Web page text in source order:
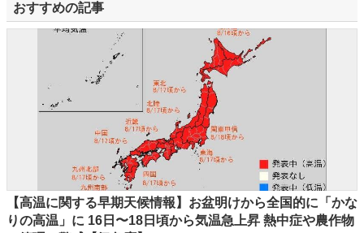
おすすめの記事
【高温に関する早期天候情報】お盆明けから全国的に「かな
りの高温」に 16日〜18日頃から気温急上昇 熱中症や農作物